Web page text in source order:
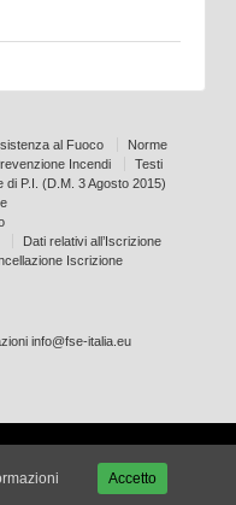
al Fuoco
Norme
Incendi
Testi
di P.I. (D.M. 3 Agosto 2015)
Dati relativi all’Iscrizione
Iscrizione
info@fse-italia.eu
impostazioni
Accetta
Accetto